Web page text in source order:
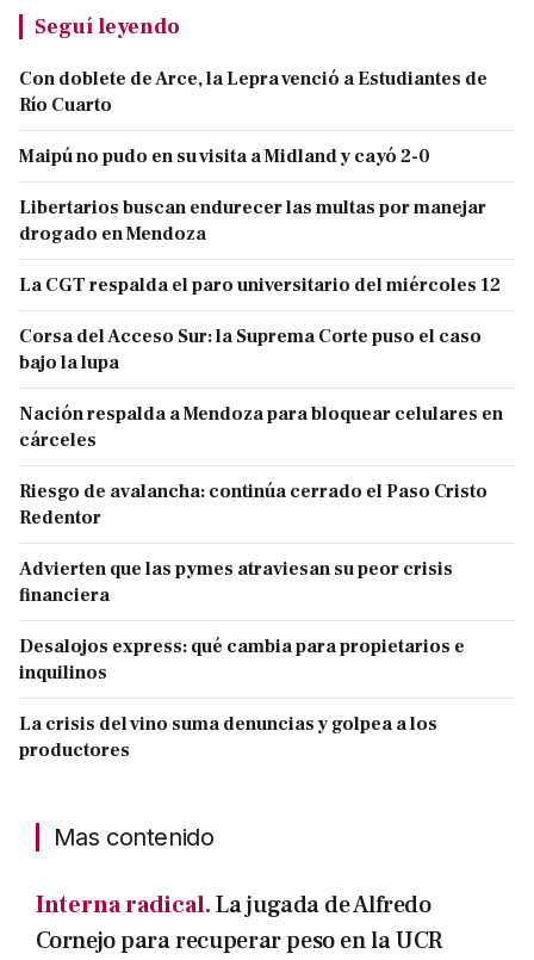
Seguí leyendo
Con doblete de Arce, la Lepra venció a Estudiantes de
Río Cuarto
Maipú no pudo en su visita a Midland y cayó 2-0
Libertarios buscan endurecer las multas por manejar
drogado en Mendoza
La CGT respalda el paro universitario del miércoles 12
Corsa del Acceso Sur: la Suprema Corte puso el caso
bajo la lupa
Nación respalda a Mendoza para bloquear celulares en
cárceles
Riesgo de avalancha: continúa cerrado el Paso Cristo
Redentor
Advierten que las pymes atraviesan su peor crisis
financiera
Desalojos express: qué cambia para propietarios e
inquilinos
La crisis del vino suma denuncias y golpea a los
productores
Mas contenido
Interna radical.La jugada de Alfredo
Cornejo para recuperar peso en la UCR